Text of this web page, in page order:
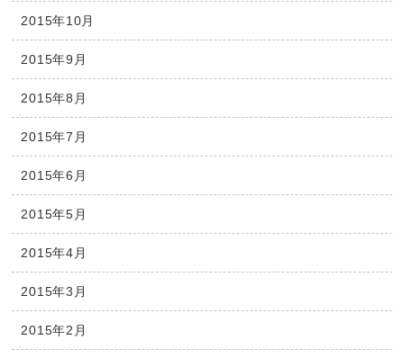
2015年10月
2015年9月
2015年8月
2015年7月
2015年6月
2015年5月
2015年4月
2015年3月
2015年2月